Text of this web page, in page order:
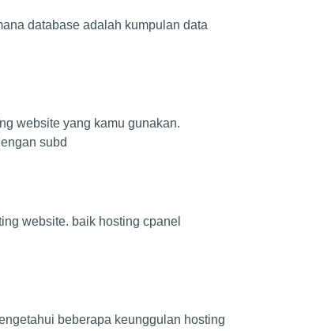
database adalah kumpulan data
website yang kamu gunakan.
subd
website. baik hosting cpanel
beberapa keunggulan hosting